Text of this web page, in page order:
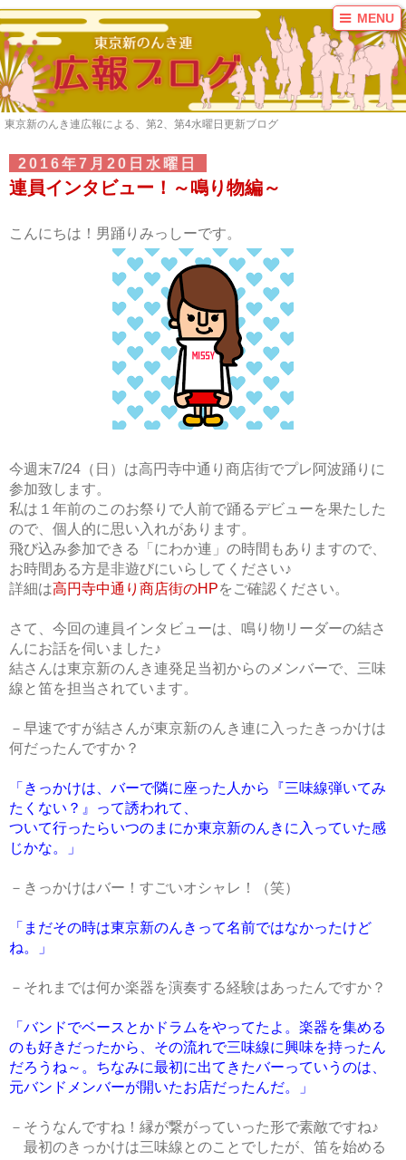
MENU
ブログ
ご案内
連員募集
ちづる
みっしー
開設宣言
小沢村から愛を込め
て
飛び出せ！世界の
AWAODORI
鳴らす阿呆へまっし
東京新のんき連広報による、第2、第4水曜日更新ブログ
2016年7月20日水曜日
連員インタビュー！～鳴り物編～
こんにちは！男踊りみっしーです。
今週末7/24（日）は高円寺中通り商店街でプレ阿波踊りに
参加致します。
私は１年前のこのお祭りで人前で踊るデビューを果たした
ので、個人的に思い入れがあります。
飛び込み参加できる「にわか連」の時間もありますので、
お時間ある方是非遊びにいらしてください♪
詳細は高円寺中通り商店街のHPをご確認ください。
さて、今回の連員インタビューは、鳴り物リーダーの結さ
んにお話を伺いました♪
結さんは東京新のんき連発足当初からのメンバーで、三味
線と笛を担当されています。
－早速ですが結さんが東京新のんき連に入ったきっかけは
何だったんですか？
「きっかけは、バーで隣に座った人から『三味線弾いてみ
たくない？』って誘われて、
ついて行ったらいつのまにか東京新のんきに入っていた感
じかな。」
－きっかけはバー！すごいオシャレ！（笑）
「まだその時は東京新のんきって名前ではなかったけど
ね。」
－それまでは何か楽器を演奏する経験はあったんですか？
「バンドでベースとかドラムをやってたよ。楽器を集める
のも好きだったから、その流れで三味線に興味を持ったん
だろうね～。ちなみに最初に出てきたバーっていうのは、
元バンドメンバーが開いたお店だったんだ。」
－そうなんですね！縁が繋がっていった形で素敵ですね♪
最初のきっかけは三味線とのことでしたが、笛を始める